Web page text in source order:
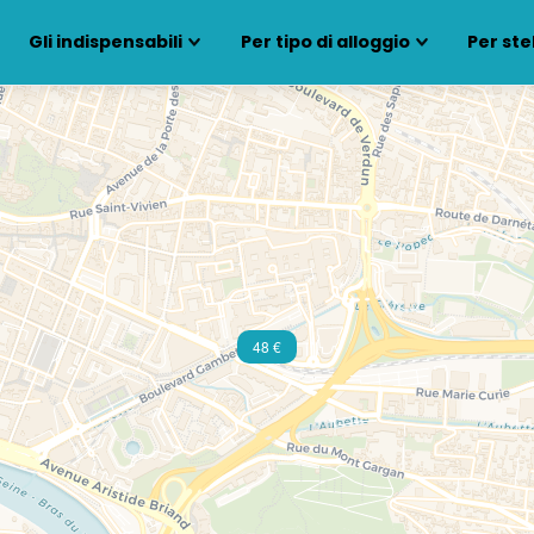
Gli indispensabili Per tipo di alloggio Per
48 €